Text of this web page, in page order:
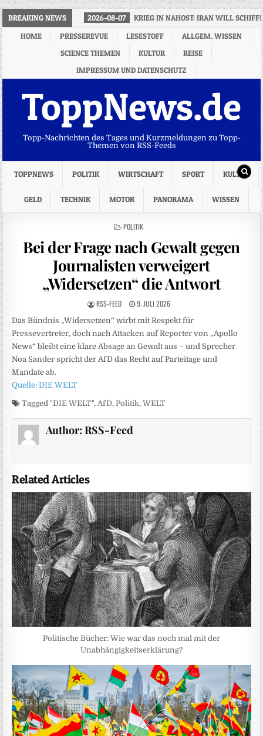
BREAKING NEWS 2026-08-07
KRIEG IN NAHOST: IRAN WILL
HOME
PRESSEREVUE LESESTOFF
ALLGEM. WISSEN
SCIENCE THEMEN
KULTUR
REISE
IMPRESSUM UND DATENSCHUTZ
ToppNews.de
Topp-Nachrichten des Tages und Kurzmeldungen zu Topp-
Themen von RSS-Feeds
TOPPNEWS POLITIK WIRTSCHAFT SPORT KULTUR
GELD TECHNIK MOTOR PANORAMA WISSEN
POSTED
POLITIK
Bei der Frage nach Gewalt gegen
Journalisten verweigert
„Widersetzen“ die Antwort
RSS-FEED 9. JULI 2026
Das Bündnis „Widersetzen“ wirbt mit Respekt für
Pressevertreter, doch nach Attacken auf Reporter von „Apollo
News“ bleibt eine klare Absage an Gewalt aus – und Sprecher
Noa Sander spricht der AfD das Recht auf Parteitage und
Mandate ab.
Quelle: DIE WELT
Tagged"DIE WELT",AfD,Politik,WELT
Author: RSS-Feed
Related Articles
Politische Bücher: Wie war das noch mal mit der
Unabhängigkeitserklärung?